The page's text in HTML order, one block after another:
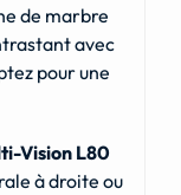
de marbre
avec
pour une
Vision L80
à droite ou